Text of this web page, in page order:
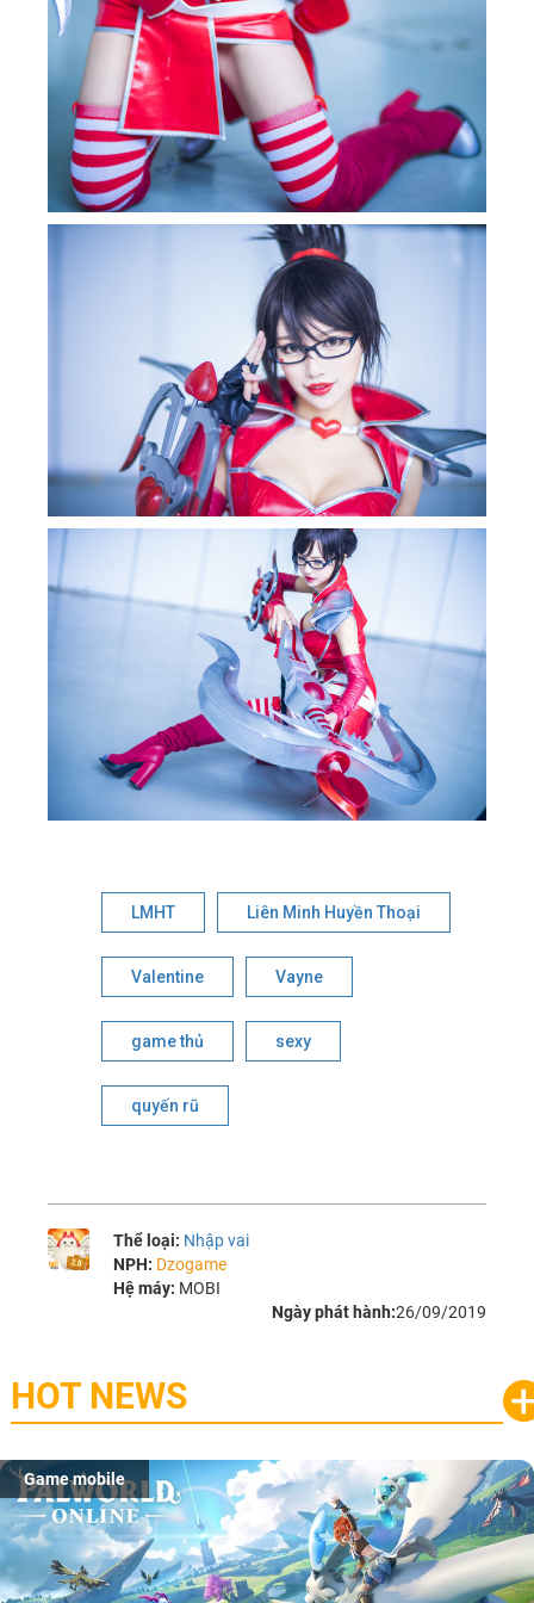
LMHT Liên Minh Huyền Thoại
Valentine Vayne
game thủ sexy
quyến rũ
Thể loại: Nhập vai
NPH: Dzogame
Hệ máy: MOBI
Ngày phát hành:26/09/2019
HOT NEWS
Game mobile